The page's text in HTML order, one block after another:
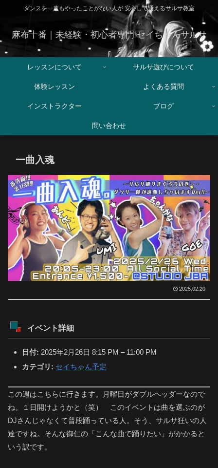
ダンスを一度もやったことがない人が 安心して通えるサルサ教室
麻布十番｜未経験・初心者専門 セイちゃんサルサ
レッスンについて サルサ遊びについて
体験レッスン よくある質問
インストラクター ブログ
問い合わせ
一曲入魂
2025.02.20
イベント詳細
日付: 2025年2月26日 8:15 PM – 11:00 PM
カテゴリ: セイちゃん予定
この週はこちらに行きます。月曜日がダブルヘッダーなので
ね。１日開けようかと（笑） このイベントは曲を選ぶのが
DJさんじゃなくて普段踊っている人。そう、サルサ狂いの人
達ですね。そんな御仁の「こんな曲で踊りたい」がかかると
いう訳です。